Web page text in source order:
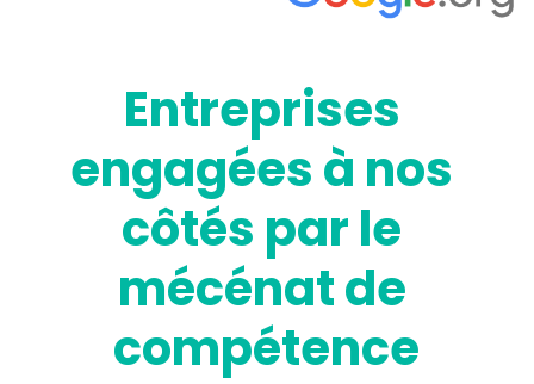
Entreprises
engagées à nos
côtés par le
mécénat de
compétence